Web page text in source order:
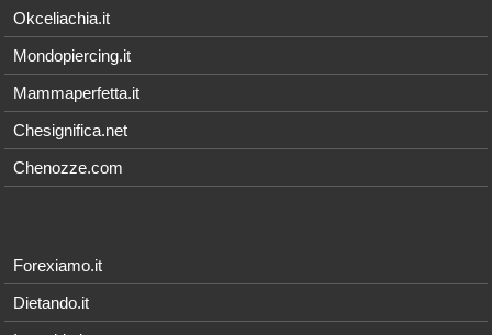
Okceliachia.it
Mondopiercing.it
Mammaperfetta.it
Chesignifica.net
Chenozze.com
Forexiamo.it
Dietando.it